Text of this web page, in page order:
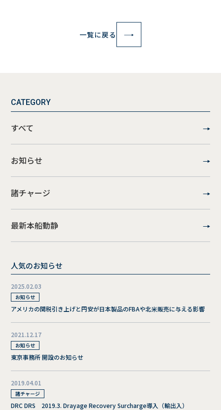
一覧に戻る
CATEGORY
すべて
お知らせ
諸チャージ
最新本船動静
人気のお知らせ
2025.02.03
お知らせ
アメリカの関税引き上げと円安が日本製品のFBAや北米販売に与える影響
2021.12.17
お知らせ
東京事務所 開設のお知らせ
2019.04.01
諸チャージ
DRC DRS 2019.3. Drayage Recovery Surcharge導入（輸出入）